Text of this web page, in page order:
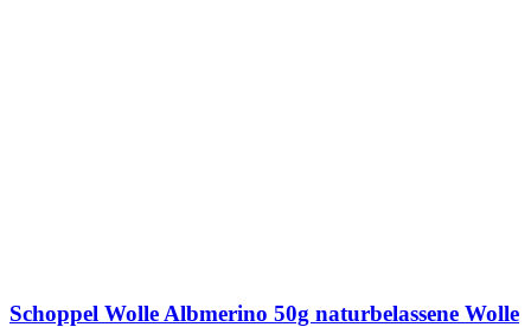
Schoppel Wolle Albmerino 50g naturbelassene Wolle